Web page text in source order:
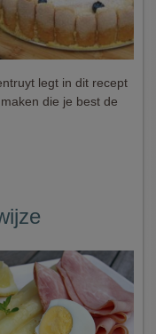
legt in dit recept
die je best de